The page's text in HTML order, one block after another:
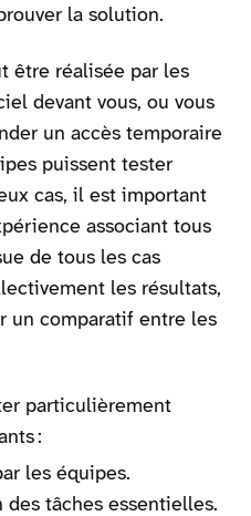
la solution.
être réalisée par les
devant vous, ou vous
un accès temporaire
puissent tester
cas, il est important
associant tous
de tous les cas
les résultats,
un comparatif entre les
particulièrement
:
les équipes.
des tâches essentielles.